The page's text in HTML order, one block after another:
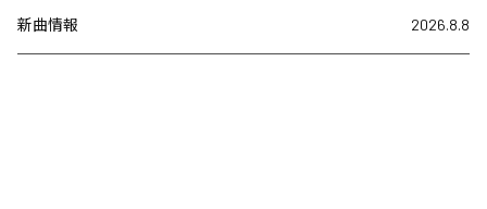
新曲情報 2026.8.8